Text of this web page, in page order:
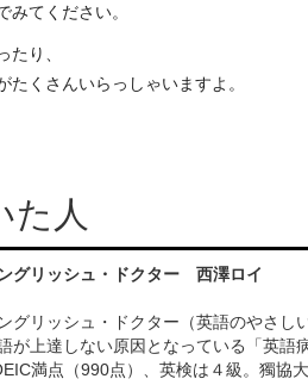
みてください。
たり、
くさんいらっしゃいますよ。
た人
グリッシュ・ドクター 西澤ロイ
グリッシュ・ドクター（英語のやさしい
が上達しない原因となっている「英語
満点（990点）、英検は４級。獨協